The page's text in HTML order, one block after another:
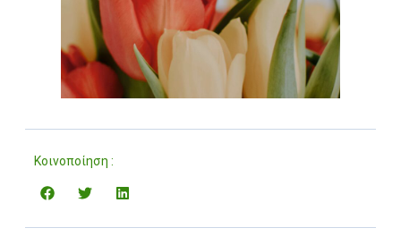
Κοινοποίηση :